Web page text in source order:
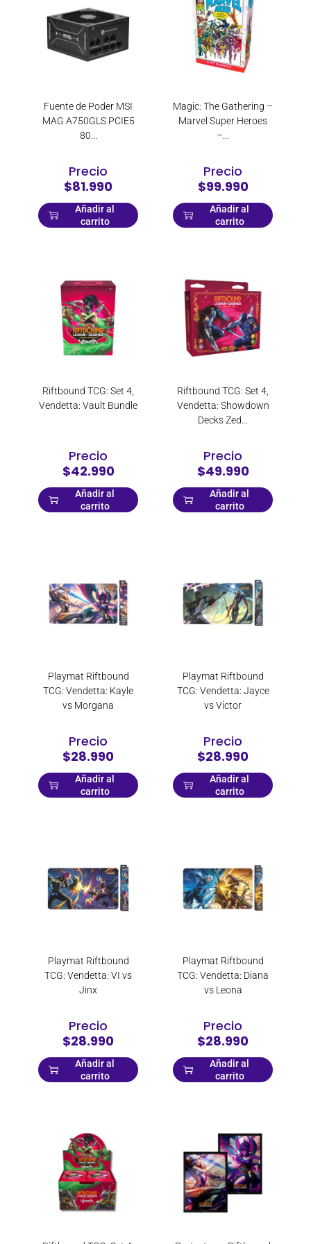
Magic the Gathering
One Piece TCG
Riftbound TCG
Monitores
Lentes Gamers
Accesorios para Celulares
Cables y adaptadores
Cámaras Instantáneas
Impresión
Seguridad
Telefonía hogar
Perifericos: Accesorios Gamer
Audífonos Gamer
Kits Perifericos
Microfonos
Mousepad Gamers
Parlantes para PC
Tabletas Digitalizadoras
Teclados Gamer
Donner
Dragon Shield
ESGAMING
fantech
Focusrite
Formula V Line
Fujifilm
GameMax
GeekOn
Genérica
Gigabyte
GUNNAR
Havit
Hercules
Hikvision
Hohem
Instax
Intel
Kensington
Konami
LEGO
Master-G
Mercusys
mitos y leyendas
Moschino
Motorola
MSI
Pokémon
Prosound
PXN
Redragon
Restoration Games
Salta pal lao
Saramonic
Soligor
Sony
Tomtoc
Top Deck
TP-Link
TTMart
Ugreen
Fuente de Poder MSI
MAG A750GLS PCIE5
80...
Precio
$81.990
Añadir al
carrito
Magic: The Gathering –
Marvel Super Heroes
–...
Precio
$99.990
Añadir al
carrito
Riftbound TCG: Set 4,
Vendetta: Vault Bundle
Precio
$42.990
Añadir al
carrito
Riftbound TCG: Set 4,
Vendetta: Showdown
Decks Zed...
Precio
$49.990
Añadir al
carrito
Playmat Riftbound
TCG: Vendetta: Kayle
vs Morgana
Precio
$28.990
Añadir al
carrito
Playmat Riftbound
TCG: Vendetta: Jayce
vs Victor
Precio
$28.990
Añadir al
carrito
Playmat Riftbound
TCG: Vendetta: VI vs
Jinx
Precio
$28.990
Añadir al
carrito
Playmat Riftbound
TCG: Vendetta: Diana
vs Leona
Precio
$28.990
Añadir al
carrito